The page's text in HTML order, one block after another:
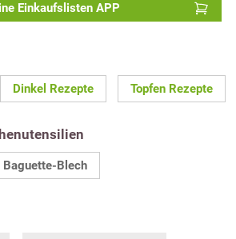
Einkaufslisten APP
Dinkel Rezepte Topfen Rezepte
Baguette-Blech